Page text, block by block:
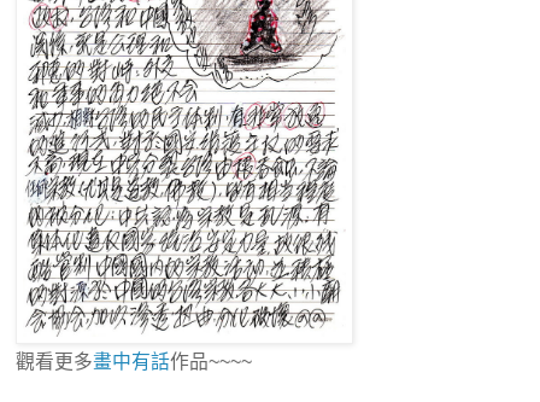
觀看更多畫中有話作品~~~~